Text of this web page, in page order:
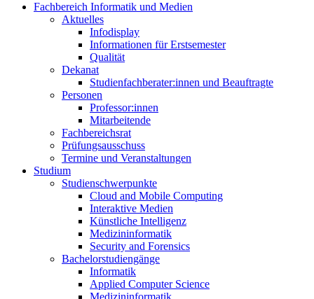
Fachbereich Informatik und Medien
Aktuelles
Infodisplay
Informationen für Erstsemester
Qualität
Dekanat
Studienfachberater:innen und Beauftragte
Personen
Professor:innen
Mitarbeitende
Fachbereichsrat
Prüfungsausschuss
Termine und Veranstaltungen
Studium
Studienschwerpunkte
Cloud and Mobile Computing
Interaktive Medien
Künstliche Intelligenz
Medizininformatik
Security and Forensics
Bachelorstudiengänge
Informatik
Applied Computer Science
Medizininformatik